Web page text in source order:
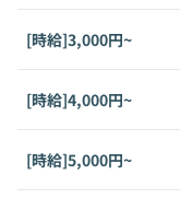
[時給]3,000円~
[時給]4,000円~
[時給]5,000円~